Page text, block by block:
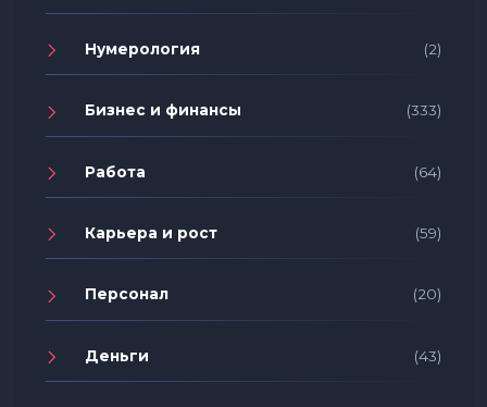
Нумерология (2)
Бизнес и финансы (333)
Работа (64)
Карьера и рост (59)
Персонал (20)
Деньги (43)